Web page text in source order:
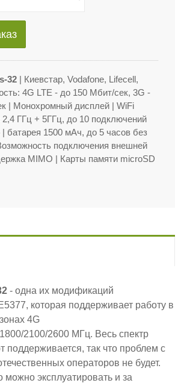
32
| Киевстар, Vodafone, Lifecell,
4G LTE - до 150 Мбит/сек, 3G -
| Монохромный дисплей | WiFi
2,4 ГГц + 5ГГц, до 10 подключений
батарея 1500 мАч, до 5 часов без
подключения внешней
MIMO | Карты памяти microSD
- одна их модификаций
которая поддерживает работу в
4G
2100/2600 МГц. Весь спектр
поддерживается, так что проблем с
операторов не будет.
можно эксплуатировать и за